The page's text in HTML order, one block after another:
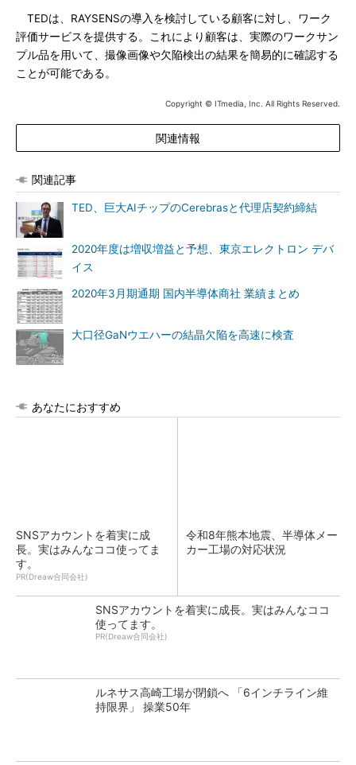
TEDは、RAYSENSの導入を検討している顧客に対し、ワーク
評価サービスを提供する。これにより顧客は、実際のワークサン
プル品を用いて、撮像画像や欠陥検出の結果を簡易的に確認する
ことが可能である。
Copyright © ITmedia, Inc. All Rights Reserved.
関連情報
関連記事
TED、巨大AIチップのCerebrasと代理店契約締結
2020年度は増収増益と予想、東京エレクトロン デバ
イス
2020年3月期通期 国内半導体商社 業績まとめ
大口径GaNウエハーの結晶欠陥を高速に検査
あなたにおすすめ
SNSアカウントを着実に成
長。実はみんなココ使ってま
す。
PR(Dreaw合同会社)
令和8年熊本地震、半導体メー
カー工場の対応状況
SNSアカウントを着実に成長。実はみんなココ
使ってます。
PR(Dreaw合同会社)
ルネサス高崎工場が閉鎖へ 「6インチライン維
持限界」 操業50年